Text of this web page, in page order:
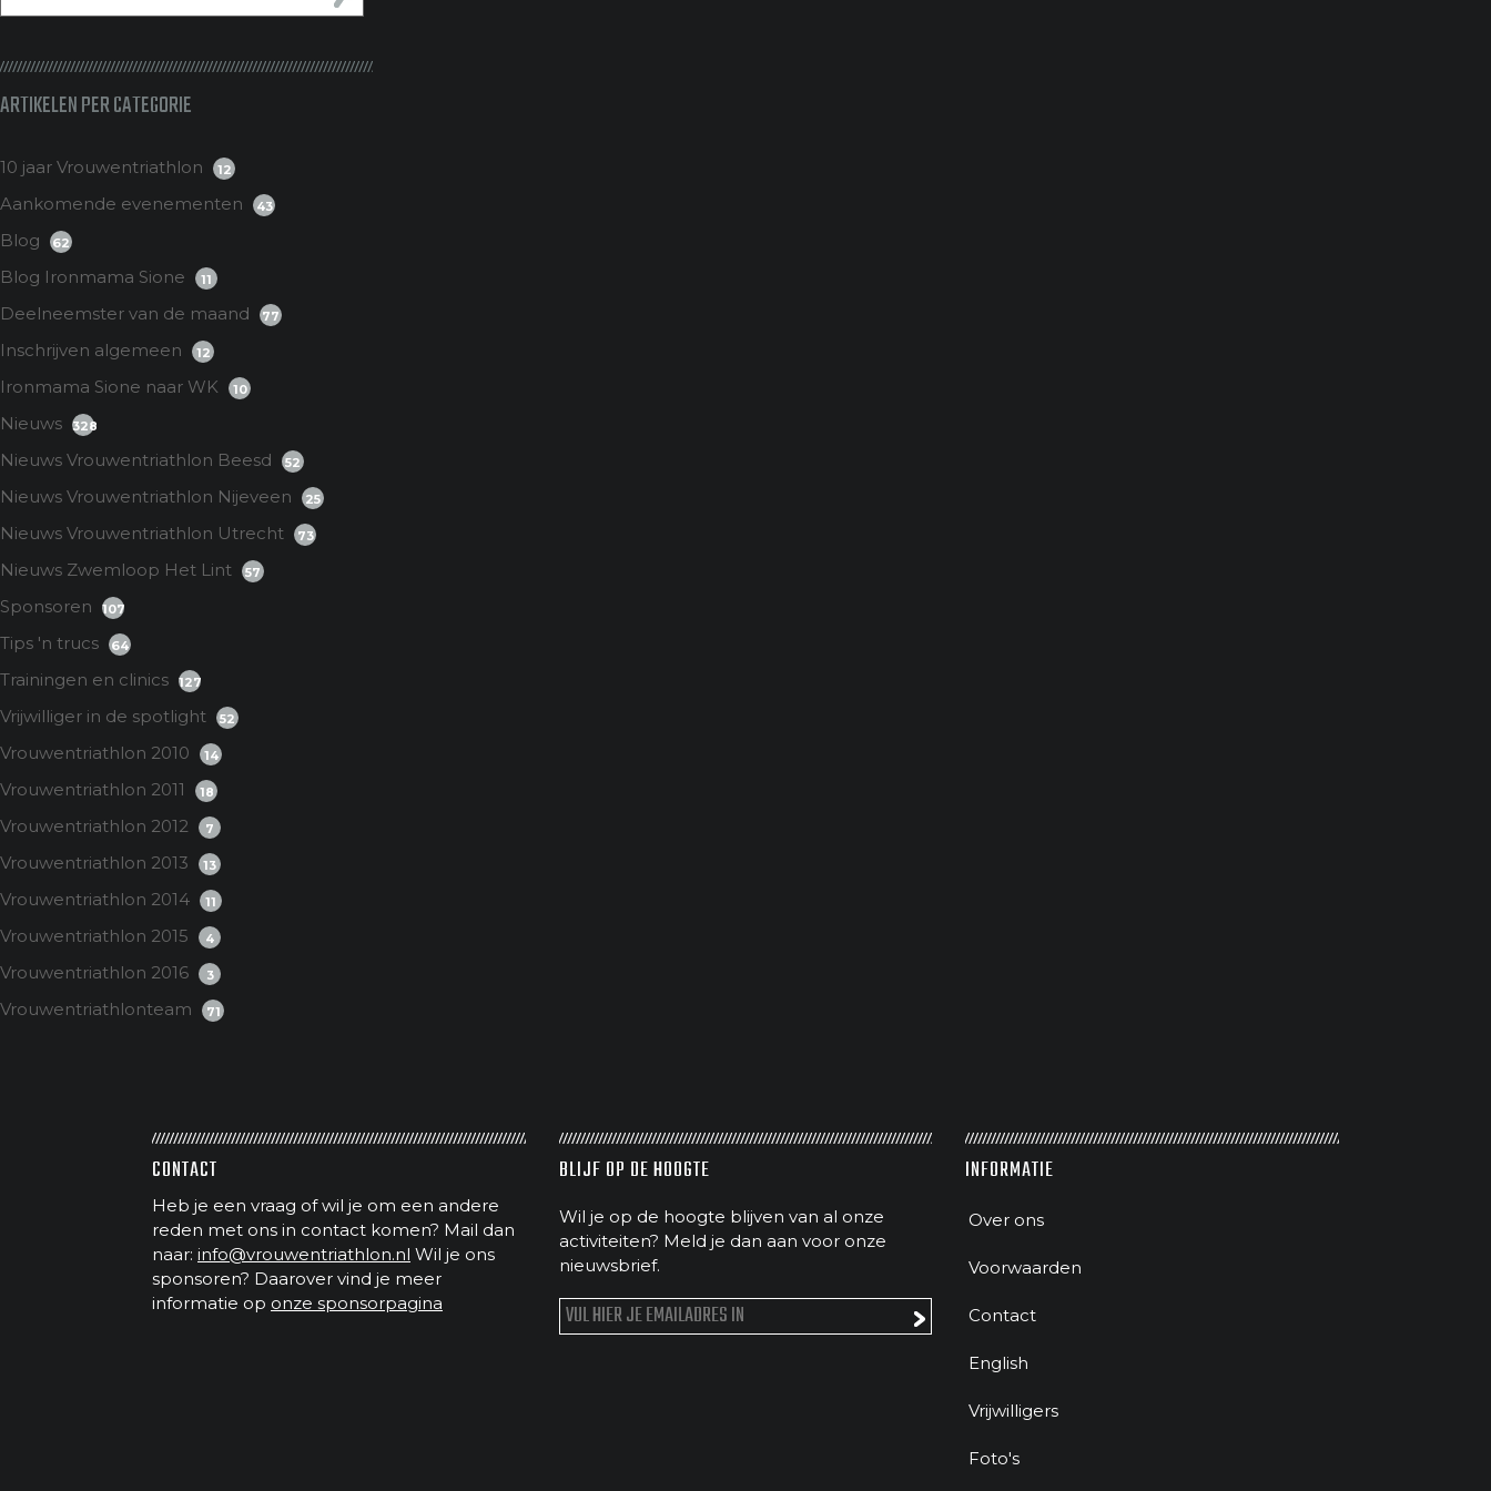
ARTIKELEN PER CATEGORIE
10 jaar Vrouwentriathlon 12
Aankomende evenementen 43
Blog 62
Blog Ironmama Sione 11
Deelneemster van de maand 77
Inschrijven algemeen 12
Ironmama Sione naar WK 10
Nieuws 328
Nieuws Vrouwentriathlon Beesd 52
Nieuws Vrouwentriathlon Nijeveen 25
Nieuws Vrouwentriathlon Utrecht 73
Nieuws Zwemloop Het Lint 57
Sponsoren 107
Tips 'n trucs 64
Trainingen en clinics 127
Vrijwilliger in de spotlight 52
Vrouwentriathlon 2010 14
Vrouwentriathlon 2011 18
Vrouwentriathlon 2012 7
Vrouwentriathlon 2013 13
Vrouwentriathlon 2014 11
Vrouwentriathlon 2015 4
Vrouwentriathlon 2016 3
Vrouwentriathlonteam 71
CONTACT
Heb je een vraag of wil je om een andere
reden met ons in contact komen? Mail dan
naar: info@vrouwentriathlon.nl Wil je ons
sponsoren? Daarover vind je meer
informatie op onze sponsorpagina
BLIJF OP DE HOOGTE
Wil je op de hoogte blijven van al onze
activiteiten? Meld je dan aan voor onze
nieuwsbrief.
INFORMATIE
Over ons
Voorwaarden
Contact
English
Vrijwilligers
Foto's